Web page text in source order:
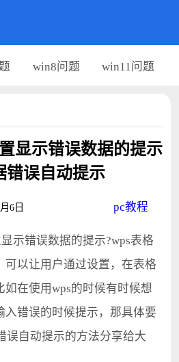
win8问题 win11问题
显示错误数据的提示
错误自动提示
6日 pc教程
错误数据的提示?wps表格
可以让用户通过设置，在表格
如在使用wps的时候有时候想
入错误的时候提示，那具体要
误自动提示的方法分享给大